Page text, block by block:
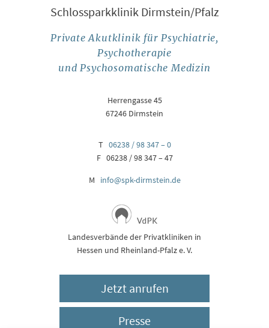
Schlossparkklinik Dirmstein/Pfalz
Private Akutklinik für Psychiatrie,
Psychotherapie
und Psychosomatische Medizin
Herrengasse 45
67246 Dirmstein
T 06238 / 98 347 – 0
F 06238 / 98 347 – 47
M info@spk-dirmstein.de
Landesverbände der Privatkliniken in
Hessen und Rheinland-Pfalz e. V.
Jetzt anrufen
Presse